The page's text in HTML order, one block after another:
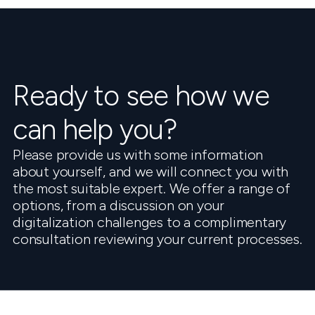
Ready to see how we
can help you?
Please provide us with some information
about yourself, and we will connect you with
the most suitable expert. We offer a range of
options, from a discussion on your
digitalization challenges to a complimentary
consultation reviewing your current processes.